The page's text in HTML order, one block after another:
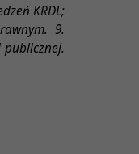
KRDL;
9.
publicznej.